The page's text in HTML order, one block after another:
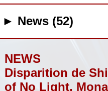
► News (52)
NEWS
Disparition de
of No Light,